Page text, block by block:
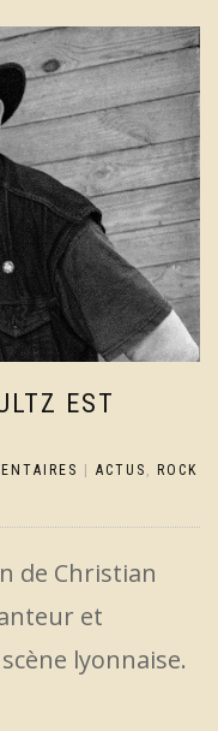
EST
ACTUS ,
ROCK
de Christian
et
lyonnaise.